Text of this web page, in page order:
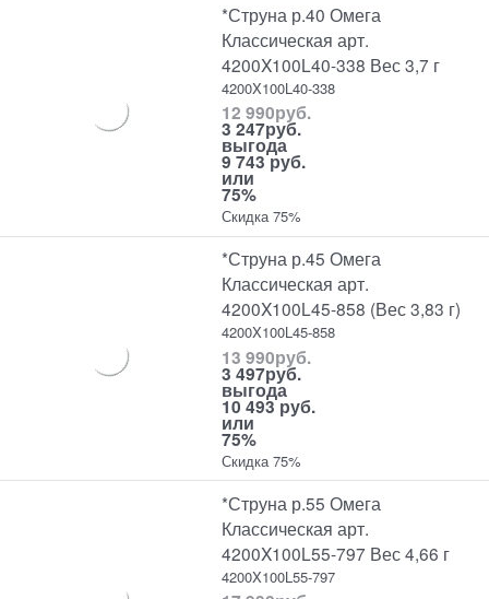
*Струна р.40 Омега
Классическая арт.
4200X100L40-338 Вес 3,7 г
4200X100L40-338
12 990руб.
3 247руб.
выгода
9 743 руб.
или
75%
Скидка 75%
*Струна р.45 Омега
Классическая арт.
4200X100L45-858 (Вес 3,83 г)
4200X100L45-858
13 990руб.
3 497руб.
выгода
10 493 руб.
или
75%
Скидка 75%
*Струна р.55 Омега
Классическая арт.
4200X100L55-797 Вес 4,66 г
4200X100L55-797